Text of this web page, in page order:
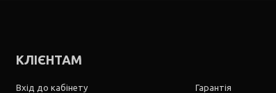
КЛІЄНТАМ
Вхід до кабінету
Гарантія